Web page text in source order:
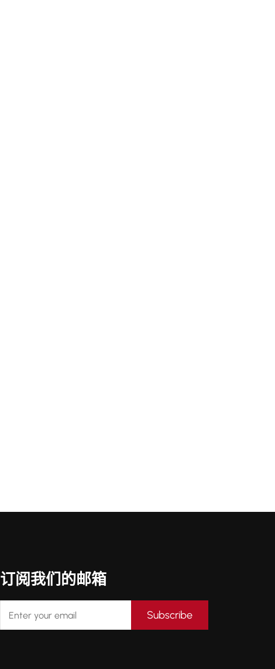
订阅我们的邮箱
Subscribe